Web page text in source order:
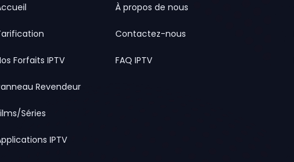
Forfaits IPTV
Revendeur
Séries
IPTV
À propos de nous
Contactez-nous
FAQ IPTV